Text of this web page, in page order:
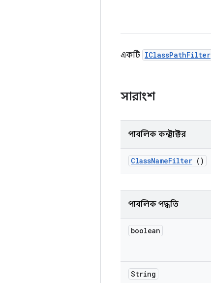
একটি IClassPathFilter
সারাংশ
পাবলিক কনস্ট্রাক্টর
ClassNameFilter ()
পাবলিক পদ্ধতি
boolean
String